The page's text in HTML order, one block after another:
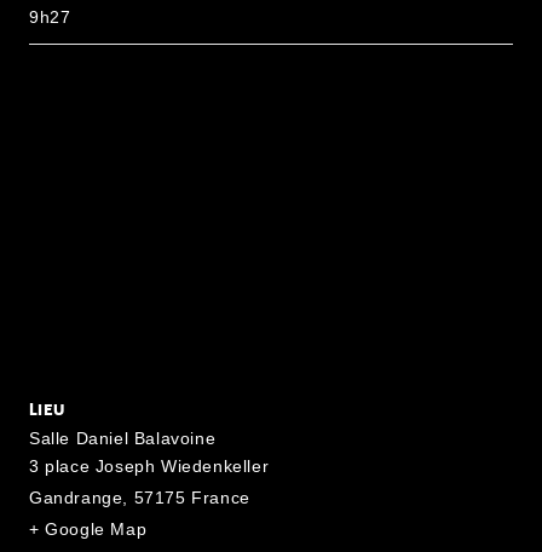
9h27
LIEU
Salle Daniel Balavoine
3 place Joseph Wiedenkeller
Gandrange, 57175 France
+ Google Map